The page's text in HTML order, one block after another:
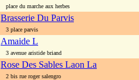
place du marche aux herbes
Brasserie Du Parvis
3 place parvis
Amaide L
3 avenue aristide briand
Rose Des Sables Laon La
2 bis rue roger salengro